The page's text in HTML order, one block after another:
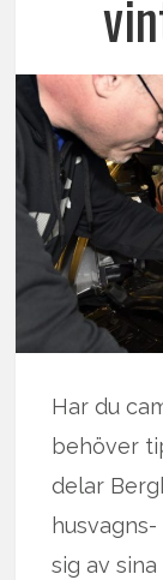
Har du
behöver
delar
sig av